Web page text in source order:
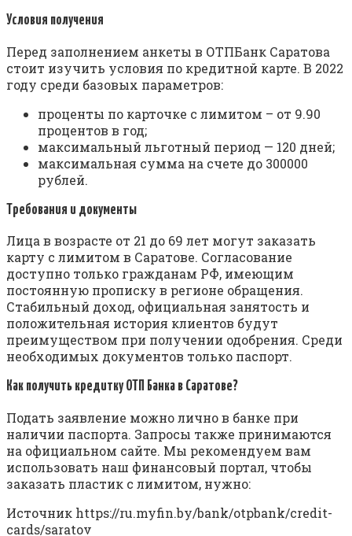
Условия получения
Перед заполнением анкеты в ОТПБанк Саратова
стоит изучить условия по кредитной карте. В 2022
году среди базовых параметров:
проценты по карточке с лимитом – от 9.90
процентов в год;
максимальный льготный период — 120 дней;
максимальная сумма на счете до 300000
рублей.
Требования и документы
Лица в возрасте от 21 до 69 лет могут заказать
карту с лимитом в Саратове. Согласование
доступно только гражданам РФ, имеющим
постоянную прописку в регионе обращения.
Стабильный доход, официальная занятость и
положительная история клиентов будут
преимуществом при получении одобрения. Среди
необходимых документов только паспорт.
Как получить кредитку ОТП Банка в Саратове?
Подать заявление можно лично в банке при
наличии паспорта. Запросы также принимаются
на официальном сайте. Мы рекомендуем вам
использовать наш финансовый портал, чтобы
заказать пластик с лимитом, нужно:
Источник https://ru.myfin.by/bank/otpbank/credit-
cards/saratov